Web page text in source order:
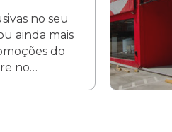
no seu
ainda mais
do
no…